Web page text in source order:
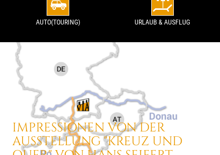
AUTO(TOURING) URLAUB & AUSFLUG
IMPRESSIONEN VON DER
AUSSTELLUNG"KREUZ UND